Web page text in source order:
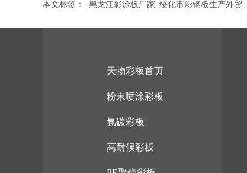
本文标签： 黑龙江彩涂板厂家_绥化市彩钢板生产外贸
天物彩板首页
粉末喷涂彩板
氟碳彩板
高耐候彩板